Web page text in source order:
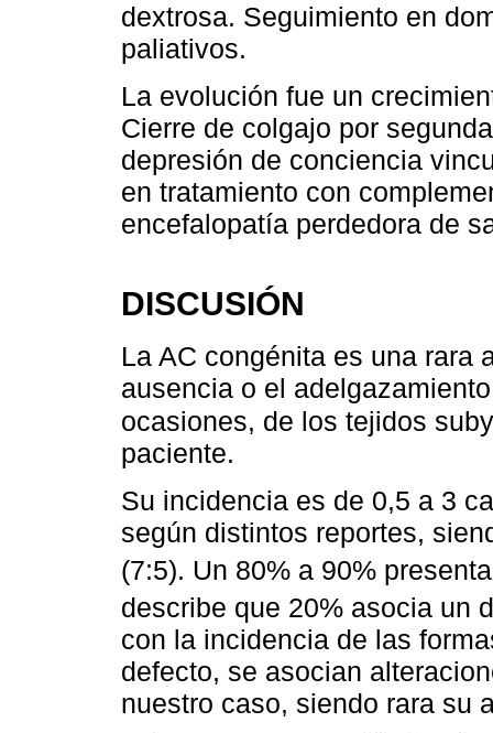
dextrosa. Seguimiento en
paliativos.
La evolución fue un
Cierre de colgajo por
depresión de conciencia
en tratamiento con
encefalopatía perdedora de
DISCUSIÓN
La AC congénita es una rara
ausencia o el
ocasiones, de los tejidos
paciente.
Su incidencia es de 0,5 a 3
según distintos reportes,
(7:5). Un 80% a 90%
describe que 20% asocia un
con la incidencia de las
defecto, se asocian
nuestro caso, siendo rara su